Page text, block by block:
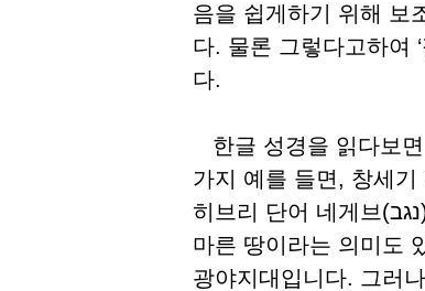
음을 쉽게하기 위해 보
다. 물론 그렇다고하여
다.
한글 성경을 읽다보
가지 예를 들면, 창세기
히브리 단어 네게브(נגב)는 여러가지 의미를 갖고 있는데 남쪽이라는 뜻도 있고
마른 땅이라는 의미도
광야지대입니다. 그러